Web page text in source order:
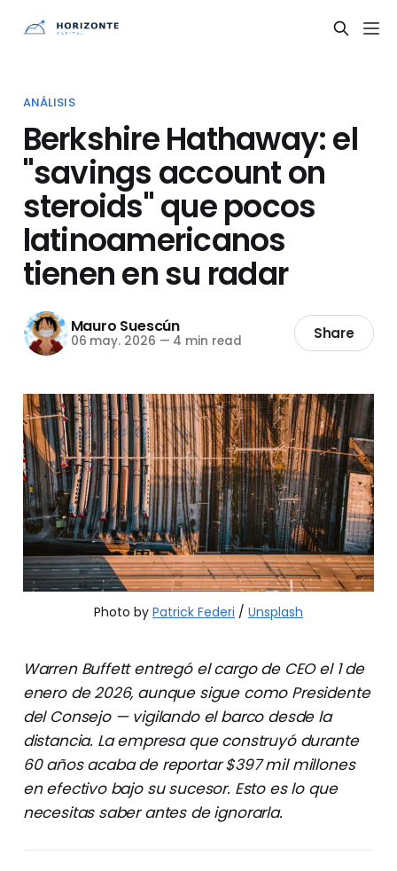
ANÁLISIS
Berkshire Hathaway: el
"savings account on
steroids" que pocos
latinoamericanos
tienen en su radar
Mauro Suescún
06 may. 2026 — 4 min read Share
Photo by Patrick Federi / Unsplash
Warren Buffett entregó el cargo de CEO el 1 de
enero de 2026, aunque sigue como Presidente
del Consejo — vigilando el barco desde la
distancia. La empresa que construyó durante
60 años acaba de reportar $397 mil millones
en efectivo bajo su sucesor. Esto es lo que
necesitas saber antes de ignorarla.